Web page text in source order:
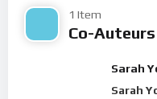
l’Amour de Dieu si ce
nous, peu importe notre
espace spirituel intérieur
1 Item
Co-Auteurs
Sarah
Sarah